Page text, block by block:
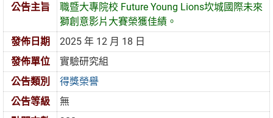
公告主旨
職暨大專院校 Future Young Lions坎城國際未來
獅創意影片大賽榮獲佳績。
發佈日期
2025 年 12 月 18 日
發佈單位
實驗研究組
公告類別
得獎榮譽
公告等級
無